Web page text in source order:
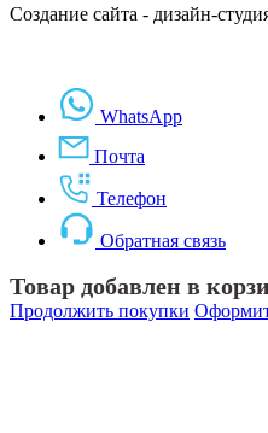
Создание сайта - дизайн-
WhatsApp
Почта
Телефон
Обратная связь
Товар добавлен в
Продолжить покупки